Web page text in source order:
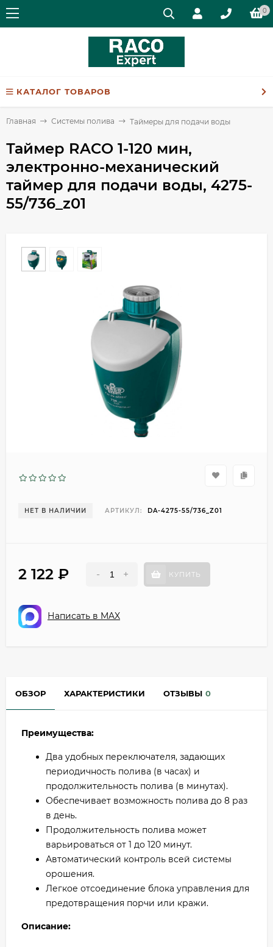
0
КАТАЛОГ ТОВАРОВ
Главная Системы полива Таймеры для подачи воды
Таймер RACO 1-120 мин,
электронно-механический
таймер для подачи воды, 4275-
55/736_z01
НЕТ В НАЛИЧИИ АРТИКУЛ: DA-4275-55/736_Z01
2 122 - + КУПИТЬ
Написать в MAX
ОБЗОР ХАРАКТЕРИСТИКИ ОТЗЫВЫ 0
Преимущества:
Два удобных переключателя, задающих
периодичность полива (в часах) и
продолжительность полива (в минутах).
Обеспечивает возможность полива до 8 раз
в день.
Продолжительность полива может
варьироваться от 1 до 120 минут.
Автоматический контроль всей системы
орошения.
Легкое отсоединение блока управления для
предотвращения порчи или кражи.
Описание: